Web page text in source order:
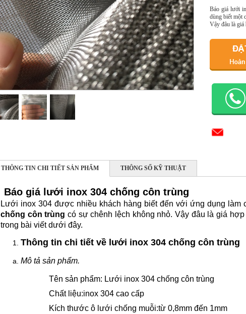
Báo giá lưới
dùng biết một
Vậy đâu là giá
THÔNG TIN CHI TIẾT SẢN PHẨM THÔNG SỐ KỸ THUẬT
Báo giá lưới inox 304 chống côn trùng
Lưới inox 304 được nhiều khách hàng biết đến với ứng dụng
chống côn trùng có sự chênh lệch không nhỏ. Vậy đâu là giá
trong bài viết dưới đây.
Thông tin chi tiết về lưới inox 304 chống côn trùng
Mô tả sản phẩm.
Tên sản phẩm: Lưới inox 304 chống côn trùng
Chất liệu:inox 304 cao cấp
Kích thước ô lưới chống muỗi:từ 0,8mm đến 1mm